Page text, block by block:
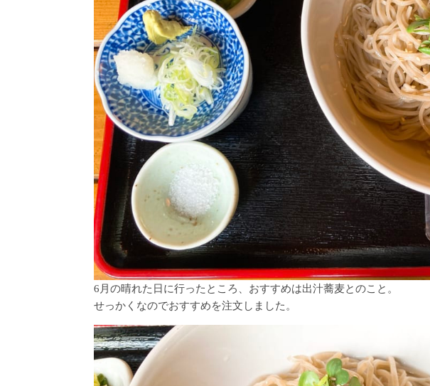
6月の晴れた日に行ったところ、おすすめは出汁蕎麦とのこと。
せっかくなのでおすすめを注文しました。